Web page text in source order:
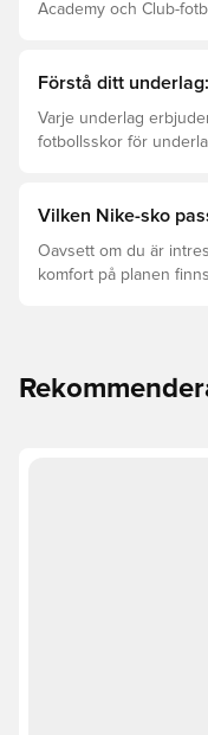
Academy och Club-
Förstå ditt
Varje underlag
fotbollsskor för
de olika underlagen.
Vilken Nike-sko
Oavsett om du är
komfort på planen